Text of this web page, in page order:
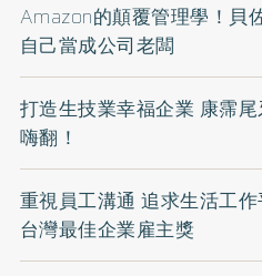
Amazon的顛覆管理學！貝
自己當成公司老闆
打造生技業幸福企業 康霈
嗨翻！
重視員工溝通 追求生活工
台灣最佳企業雇主獎